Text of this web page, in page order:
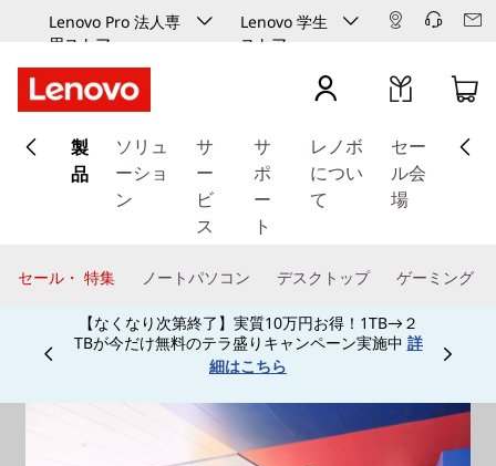
Lenovo Pro 法人専
用ストア
Lenovo 学生
ストア
イ
ン
ッ
製
品
ソリュ
ーショ
ン
サ
ー
ビ
ス
サ
ポ
ー
ト
レノボ
につい
て
セー
ル会
場
セール・ 特集 ノートパソコン デスクトップ ゲーミング
【なくなり次第終了】実質10万円お得！1TB→２
TBが今だけ無料のテラ盛りキャンペーン実施中 詳
細はこちらCurrently displaying item 3 of